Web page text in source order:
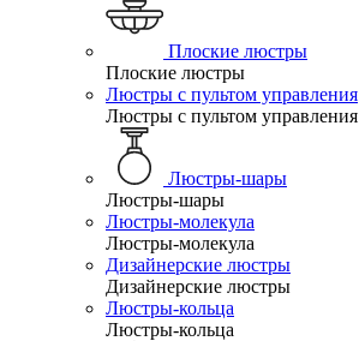
Плоские люстры
Плоские люстры
Люстры с пультом управления
Люстры с пультом управления
Люстры-шары
Люстры-шары
Люстры-молекула
Люстры-молекула
Дизайнерские люстры
Дизайнерские люстры
Люстры-кольца
Люстры-кольца